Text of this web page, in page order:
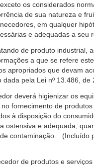
os considerados
de sua natureza e
em qualquer
e adequadas a seu
de produto industrial,
a que se refere
apropriados que devam
pela Lei nº 13.486, de
deverá higienizar os
fornecimento de produtos
à disposição do
ostensiva e adequada,
contaminação. (Incluído
de produtos e serviços